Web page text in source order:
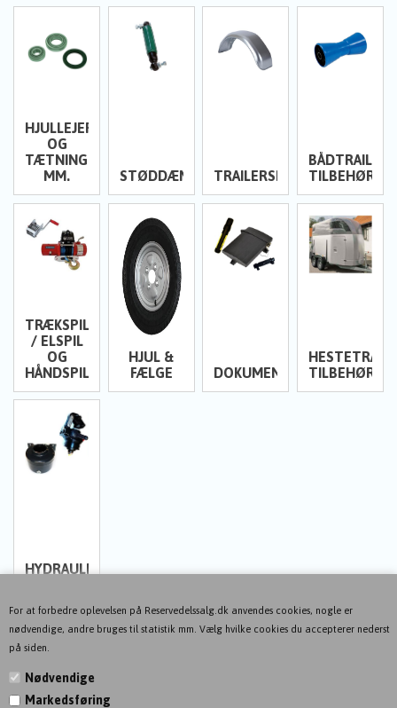
For at forbedre oplevelsen på Reservedelssalg.dk anvendes cookies, nogle er
nødvendige, andre bruges til statistik mm. Vælg hvilke cookies du accepterer nederst
på siden.
Nødvendige
Markedsføring
HJULLEJER
OG
TÆTNINGER
MM.
STØDDÆMPERETRAILERSKÆRME
BÅDTRAILER
TILBEHØR
TRÆKSPIL
/ ELSPIL
OG
HÅNDSPIL
HJUL &
FÆLGE
DOKUMENTHOLDERE
TILBEHØR
HYDRAULIK